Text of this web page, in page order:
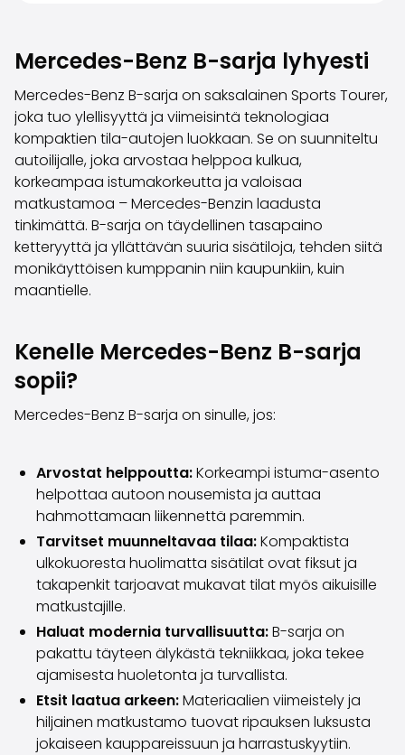
Vetoautot
Pakettiautot
Hyötyajoneuvot
Huutokauppa-autot
Edulliset autot
Saka Select
Automerkit
Audi
BMW
Kia
Mercedes-Benz
Tesla
Toyota
Volkswagen
Volvo
Myy autosi
Myy yrityksen auto
Artikkeleita auton myyntiin liittyen
Muista nämä kun myyt auton!
Miten säilytän autoni arvon?
Tuotteet ja palvelut
Autoilun lisäpalvelut
SakaVarma
SakaKasko
Rahoitus
Kotiintoimitus
SakaVarma hyötyajoneuvoille
Varusteet autoosi
Mercedes-Benz B-sarja lyhyesti
Mercedes-Benz B-sarja on saksalainen Sports Tourer,
joka tuo ylellisyyttä ja viimeisintä teknologiaa
kompaktien tila-autojen luokkaan. Se on suunniteltu
autoilijalle, joka arvostaa helppoa kulkua,
korkeampaa istumakorkeutta ja valoisaa
matkustamoa – Mercedes-Benzin laadusta
tinkimättä. B-sarja on täydellinen tasapaino
ketteryyttä ja yllättävän suuria sisätiloja, tehden siitä
monikäyttöisen kumppanin niin kaupunkiin, kuin
maantielle.
Kenelle Mercedes-Benz B-sarja
sopii?
Mercedes-Benz B-sarja on sinulle, jos:
Arvostat helppoutta:Korkeampi istuma-asento
helpottaa autoon nousemista ja auttaa
hahmottamaan liikennettä paremmin.
Tarvitset muunneltavaa tilaa:Kompaktista
ulkokuoresta huolimatta sisätilat ovat fiksut ja
takapenkit tarjoavat mukavat tilat myös aikuisille
matkustajille.
Haluat modernia turvallisuutta:B-sarja on
pakattu täyteen älykästä tekniikkaa, joka tekee
ajamisesta huoletonta ja turvallista.
Etsit laatua arkeen:Materiaalien viimeistely ja
hiljainen matkustamo tuovat ripauksen luksusta
jokaiseen kauppareissuun ja harrastuskyytiin.